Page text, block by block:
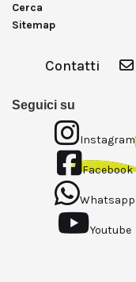
Cerca
Sitemap
Contatti
Seguici su
Instagram
Facebook
Whatsapp
Youtube